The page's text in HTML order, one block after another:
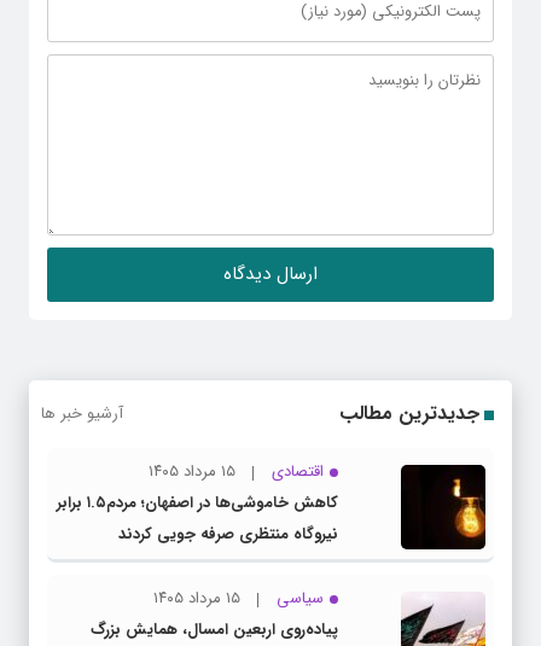
جدیدترین مطالب آرشیو خبر ها
اقتصادی
۱۵ مرداد ۱۴۰۵
کاهش خاموشی‌ها در اصفهان؛ مردم۱.۵ برابر
نیروگاه منتظری صرفه جویی کردند
سیاسی
۱۵ مرداد ۱۴۰۵
پیاده‌روی اربعین امسال، همایش بزرگ